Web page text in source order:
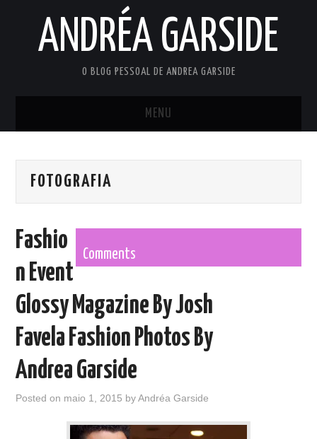
ANDRÉA GARSIDE
O BLOG PESSOAL DE ANDREA GARSIDE
MENU
PRIVACY POLICY
FOTOGRAFIA
Comments
Fashio
n Event
Glossy Magazine By Josh
Favela Fashion Photos By
Andrea Garside
Posted on maio 1, 2015 byAndréa Garside